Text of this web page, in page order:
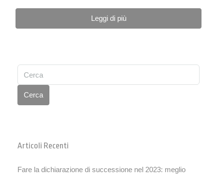
Leggi di più
Cerca
Articoli Recenti
Fare la dichiarazione di successione nel 2023: meglio